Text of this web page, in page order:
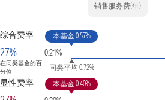
销售服务费(年)
综合费率
27%
在同类基金的百
分位
0.21%
本基金 0.57%
同类平均 0.72%
显性费率 本基金 0.40%